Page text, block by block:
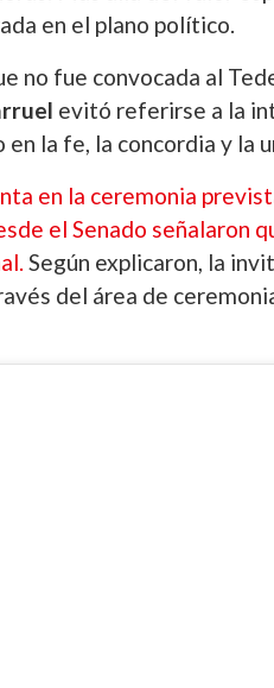
en el plano político.
no fue convocada al
evitó referirse a la
la fe, la concordia y la
en la ceremonia
el Senado señalaron
Según explicaron, la
del área de